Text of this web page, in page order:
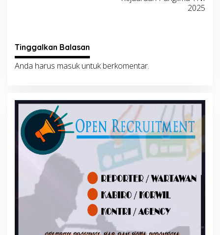
2025
Tinggalkan Balasan
Anda harus masukuntuk berkomentar.